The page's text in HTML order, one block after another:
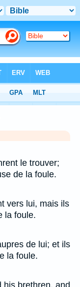
le trouver;
de la foule.
vers lui, mais ils
la foule.
de lui; et ils
la foule.
his brethren, and